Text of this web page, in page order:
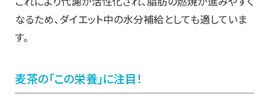
なるため、ダイエット中の水分補給としても適していま
す。
麦茶の「この栄養」に注目！